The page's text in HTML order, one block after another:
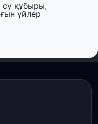
су құбыры,
үйлер